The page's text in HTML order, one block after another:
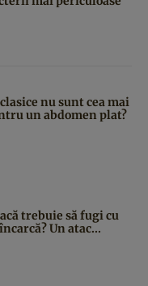
nu sunt cea mai
un abdomen plat?
trebuie să fugi cu
Un atac...